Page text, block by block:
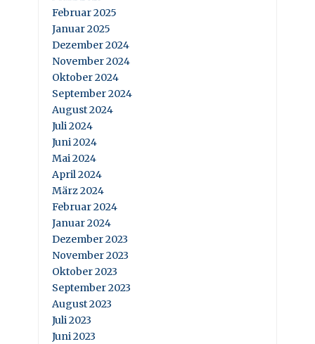
Februar 2025
Januar 2025
Dezember 2024
November 2024
Oktober 2024
September 2024
August 2024
Juli 2024
Juni 2024
Mai 2024
April 2024
März 2024
Februar 2024
Januar 2024
Dezember 2023
November 2023
Oktober 2023
September 2023
August 2023
Juli 2023
Juni 2023